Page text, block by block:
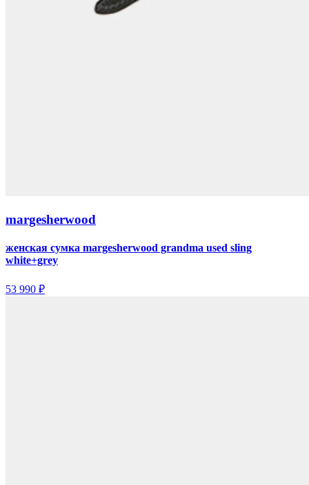
margesherwood
женская сумка margesherwood grandma used sling
white+grey
53 990 ₽